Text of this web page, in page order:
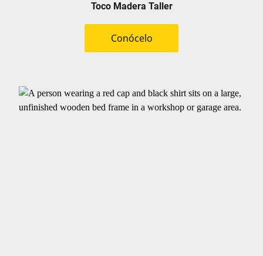
Toco Madera Taller
Conócelo